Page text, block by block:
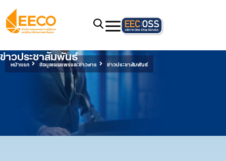
หน้าแรก ข้อมูลเผยแพร่และข่าวสาร ข่าวประชาสัมพันธ์
ข่าวประชาสัมพันธ์